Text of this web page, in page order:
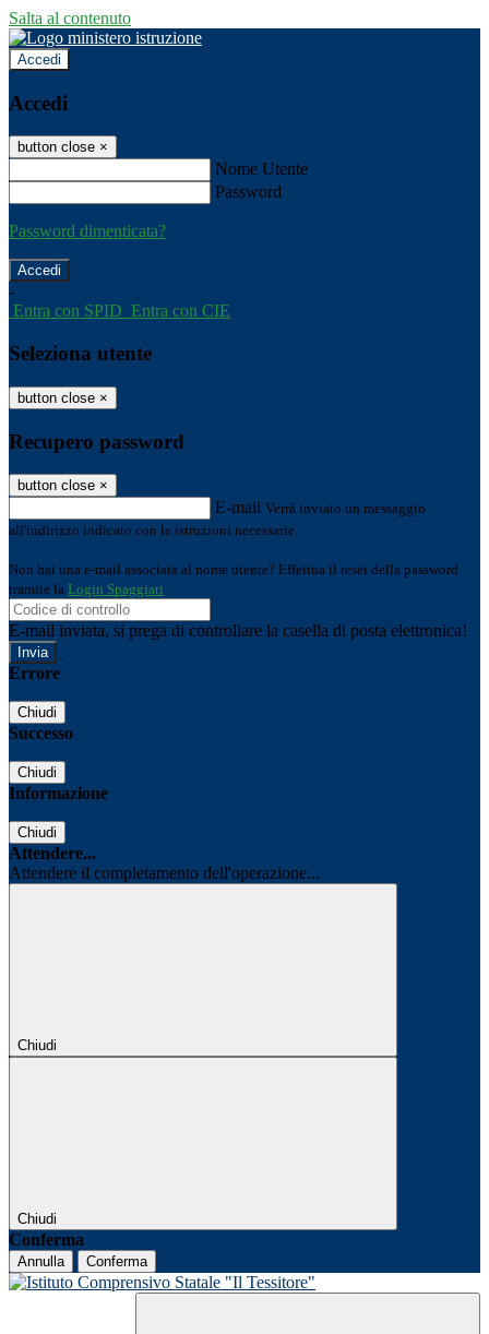
Salta al contenuto
Accedi
Accedi
button close ×
Nome Utente
Password
Password dimenticata?
-
Entra con SPID Entra con CIE
Seleziona utente
button close ×
Recupero password
button close ×
E-mail Verrà inviato un messaggio
all'indirizzo indicato con le istruzioni necessarie.
Non hai una e-mail associata al nome utente? Effettua il reset della password
tramite la Login Spaggiari
E-mail inviata, si prega di controllare la casella di posta elettronica!
Errore
Chiudi
Successo
Chiudi
Informazione
Chiudi
Attendere...
Attendere il completamento dell'operazione...
Chiudi
Chiudi
Conferma
Annulla Conferma